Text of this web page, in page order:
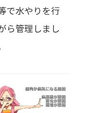
で水やりを行
ら管理しまし